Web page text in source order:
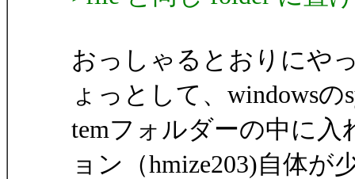
おっしゃるとおりにや
ょっとして、windowsの
temフォルダーの中に
ョン（hmize203)自体が